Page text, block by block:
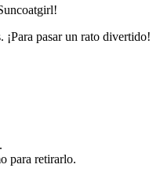
¡Para pasar un rato divertido!
para retirarlo.